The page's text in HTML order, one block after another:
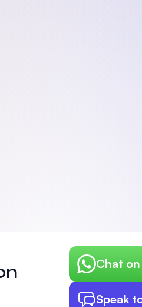
Chat
Speak